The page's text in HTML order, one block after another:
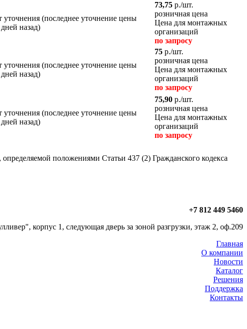
73,75 р./шт.
розничная цена
Цена для монтажных
организаций
по запросу
75 р./шт.
розничная цена
Цена для монтажных
организаций
по запросу
75,90 р./шт.
розничная цена
Цена для монтажных
организаций
по запросу
положениями Статьи 437 (2) Гражданского кодекса
+7 812 449 5460
корпус 1, следующая дверь за зоной разгрузки, этаж 2, оф.209
Главная
О компании
Новости
Каталог
Решения
Поддержка
Контакты